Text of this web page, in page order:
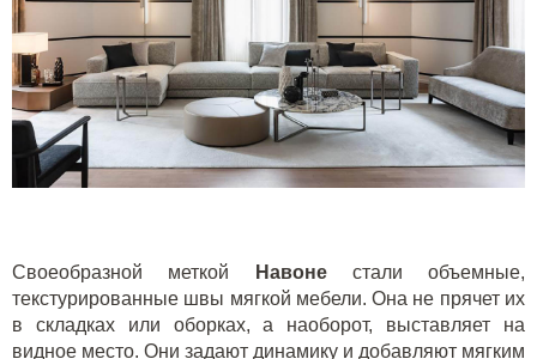
Своеобразной меткой Навонестали объемные,
текстурированные швы мягкой мебели. Она не прячет их
в складках или оборках, а наоборот, выставляет на
видное место. Они задают динамику и добавляют мягким